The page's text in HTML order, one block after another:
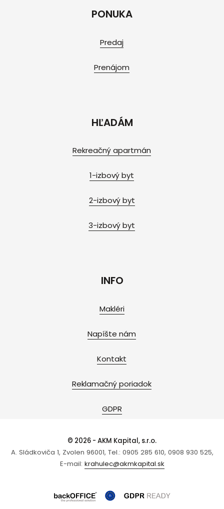
PONUKA
Predaj
Prenájom
HĽADÁM
Rekreačný apartmán
1-izbový byt
2-izbový byt
3-izbový byt
INFO
Makléri
Napíšte nám
Kontakt
Reklamačný poriadok
GDPR
© 2026 - AKM Kapital, s.r.o.
A. Sládkoviča 1, Zvolen 96001, Tel.: 0905 285 610, 0908 930 525,
E-mail: krahulec@akmkapital.sk